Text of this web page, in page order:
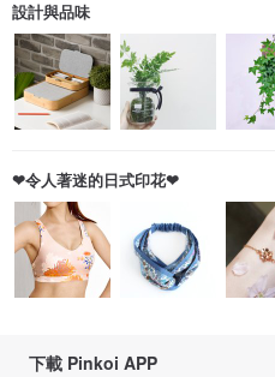
設計與品味
❤令人著迷的日式印花❤
下載 Pinkoi APP